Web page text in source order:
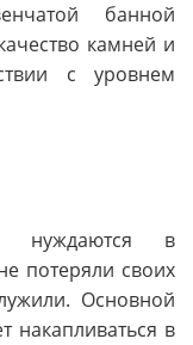
банной
камней и
с уровнем
нуждаются в
потеряли своих
Основной
накапливаться в